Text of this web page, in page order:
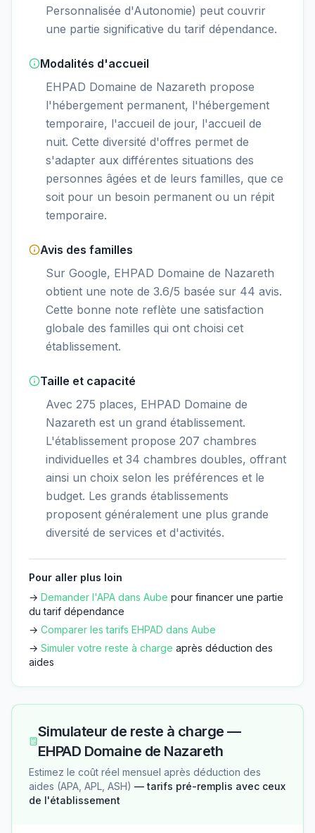
Personnalisée d'Autonomie) peut couvrir
une partie significative du tarif dépendance.
Modalités d'accueil
EHPAD Domaine de Nazareth propose
l'hébergement permanent, l'hébergement
temporaire, l'accueil de jour, l'accueil de
nuit. Cette diversité d'offres permet de
s'adapter aux différentes situations des
personnes âgées et de leurs familles, que ce
soit pour un besoin permanent ou un répit
temporaire.
Avis des familles
Sur Google, EHPAD Domaine de Nazareth
obtient une note de 3.6/5 basée sur 44 avis.
Cette bonne note reflète une satisfaction
globale des familles qui ont choisi cet
établissement.
Taille et capacité
Avec 275 places, EHPAD Domaine de
Nazareth est un grand établissement.
L'établissement propose 207 chambres
individuelles et 34 chambres doubles, offrant
ainsi un choix selon les préférences et le
budget. Les grands établissements
proposent généralement une plus grande
diversité de services et d'activités.
Pour aller plus loin
→ Demander l'APA dans Aube pour financer une partie
du tarif dépendance
→ Comparer les tarifs EHPAD dans Aube
→ Simuler votre reste à charge après déduction des
aides
Simulateur de reste à charge —
EHPAD Domaine de Nazareth
Estimez le coût réel mensuel après déduction des
aides (APA, APL, ASH) — tarifs pré-remplis avec ceux
de l'établissement